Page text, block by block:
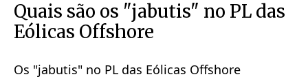
Quais são os "jabutis" no PL das
Eólicas Offshore
Os "jabutis" no PL das Eólicas Offshore